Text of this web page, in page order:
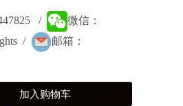
/
微信：
/
邮箱：
加入购物车